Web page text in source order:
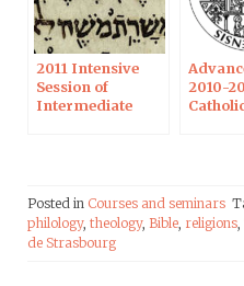
2011 Intensive
Session of
Intermediate
2010-
Posted in Courses and seminars
philology, theology, Bible, religions,
de Strasbourg